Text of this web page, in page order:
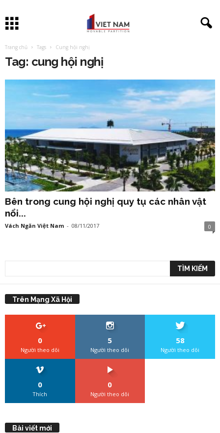
Trang chủ Tags Cung hội nghị
Tag: cung hội nghị
Bên trong cung hội nghị quy tụ các nhân vật
nổi...
Vách Ngăn Việt Nam - 08/11/2017 0
Trên Mạng Xã Hội
0
Người theo dõi
5
Người theo dõi
58
Người theo dõi
0
Thích
0
Người theo dõi
Bài viết mới